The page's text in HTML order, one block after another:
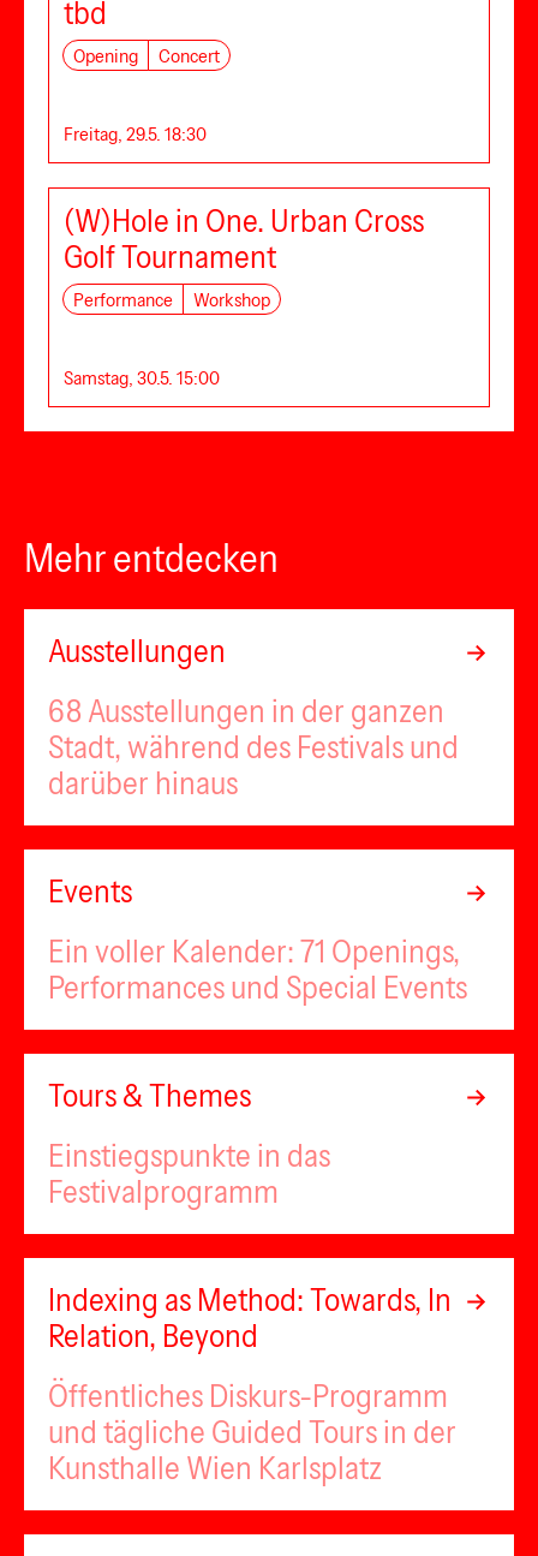
tbd
Opening Concert
Freitag, 29.5. 18:30
(W)Hole in One. Urban Cross
Golf Tournament
Performance Workshop
Samstag, 30.5. 15:00
Mehr entdecken
Ausstellungen
68 Ausstellungen in der ganzen
Stadt, während des Festivals und
darüber hinaus
Events
Ein voller Kalender: 71 Openings,
Performances und Special Events
Tours & Themes
Einstiegspunkte in das
Festivalprogramm
Indexing as Method: Towards, In
Relation, Beyond
Öffentliches Diskurs-Programm
und tägliche Guided Tours in der
Kunsthalle Wien Karlsplatz